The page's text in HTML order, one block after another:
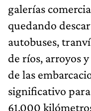
galerías
quedando
autobuses,
de ríos, arroyos
de las
significativo
61.000